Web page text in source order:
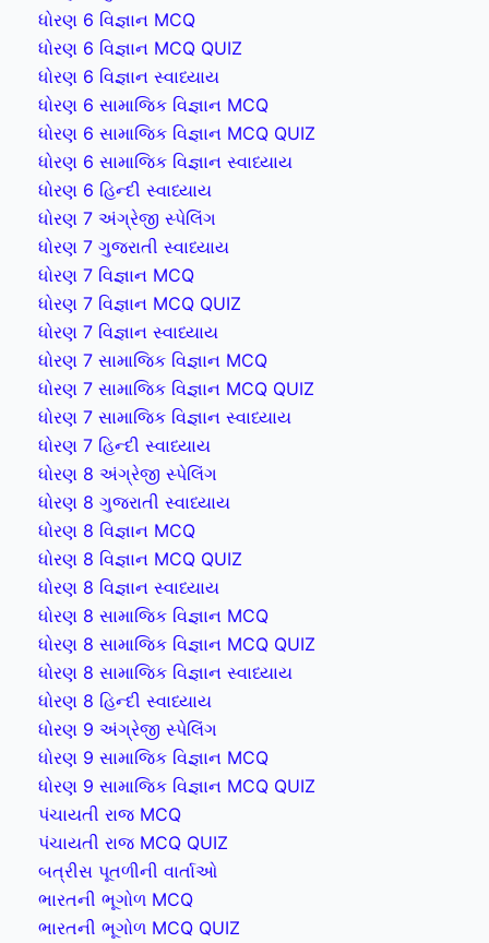
ધોરણ 6 વિજ્ઞાન MCQ
ધોરણ 6 વિજ્ઞાન MCQ QUIZ
ધોરણ 6 વિજ્ઞાન સ્વાધ્યાય
ધોરણ 6 સામાજિક વિજ્ઞાન MCQ
ધોરણ 6 સામાજિક વિજ્ઞાન MCQ QUIZ
ધોરણ 6 સામાજિક વિજ્ઞાન સ્વાધ્યાય
ધોરણ 6 હિન્દી સ્વાધ્યાય
ધોરણ 7 અંગ્રેજી સ્પેલિંગ
ધોરણ 7 ગુજરાતી સ્વાધ્યાય
ધોરણ 7 વિજ્ઞાન MCQ
ધોરણ 7 વિજ્ઞાન MCQ QUIZ
ધોરણ 7 વિજ્ઞાન સ્વાધ્યાય
ધોરણ 7 સામાજિક વિજ્ઞાન MCQ
ધોરણ 7 સામાજિક વિજ્ઞાન MCQ QUIZ
ધોરણ 7 સામાજિક વિજ્ઞાન સ્વાધ્યાય
ધોરણ 7 હિન્દી સ્વાધ્યાય
ધોરણ 8 અંગ્રેજી સ્પેલિંગ
ધોરણ 8 ગુજરાતી સ્વાધ્યાય
ધોરણ 8 વિજ્ઞાન MCQ
ધોરણ 8 વિજ્ઞાન MCQ QUIZ
ધોરણ 8 વિજ્ઞાન સ્વાધ્યાય
ધોરણ 8 સામાજિક વિજ્ઞાન MCQ
ધોરણ 8 સામાજિક વિજ્ઞાન MCQ QUIZ
ધોરણ 8 સામાજિક વિજ્ઞાન સ્વાધ્યાય
ધોરણ 8 હિન્દી સ્વાધ્યાય
ધોરણ 9 અંગ્રેજી સ્પેલિંગ
ધોરણ 9 સામાજિક વિજ્ઞાન MCQ
ધોરણ 9 સામાજિક વિજ્ઞાન MCQ QUIZ
પંચાયતી રાજ MCQ
પંચાયતી રાજ MCQ QUIZ
બત્રીસ પૂતળીની વાર્તાઓ
ભારતની ભૂગોળ MCQ
ભારતની ભૂગોળ MCQ QUIZ